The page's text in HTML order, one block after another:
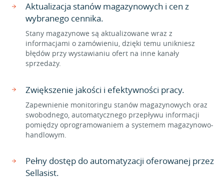
Aktualizacja stanów magazynowych i cen z
wybranego cennika.
Stany magazynowe są aktualizowane wraz z
informacjami o zamówieniu, dzięki temu unikniesz
błędów przy wystawianiu ofert na inne kanały
sprzedaży.
Zwiększenie jakości i efektywności pracy.
Zapewnienie monitoringu stanów magazynowych oraz
swobodnego, automatycznego przepływu informacji
pomiędzy oprogramowaniem a systemem magazynowo-
handlowym.
Pełny dostęp do automatyzacji oferowanej przez
Sellasist.